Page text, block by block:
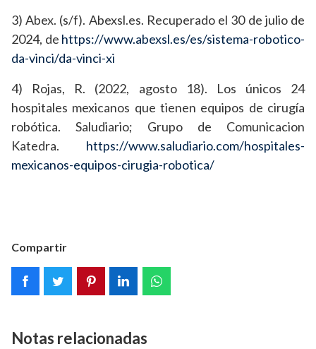
3) Abex. (s/f). Abexsl.es. Recuperado el 30 de julio de
2024, de https://www.abexsl.es/es/sistema-robotico-
da-vinci/da-vinci-xi
4) Rojas, R. (2022, agosto 18). Los únicos 24
hospitales mexicanos que tienen equipos de cirugía
robótica. Saludiario; Grupo de Comunicacion
Katedra. https://www.saludiario.com/hospitales-
mexicanos-equipos-cirugia-robotica/
Compartir
Notas relacionadas